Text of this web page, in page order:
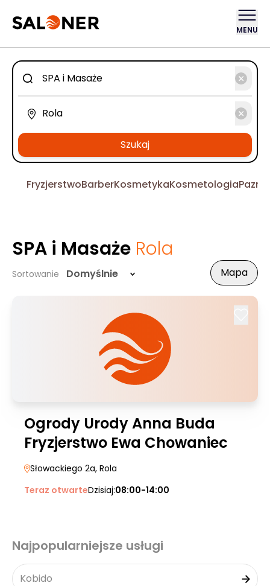
MENU
Szukaj
FryzjerstwoBarberKosmetykaKosmetologia
SPA i Masaże Rola
Sortowanie Domyślnie Mapa
Ogrody Urody Anna Buda
Fryzjerstwo Ewa Chowaniec
Słowackiego 2a, Rola
Teraz otwarteDzisiaj:08:00-14:00
Najpopularniejsze usługi
Kobido